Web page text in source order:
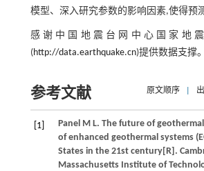
模型、深入研究参数的影响因素,使得预
感谢中国地震台网中心国家地
(http://data.earthquake.cn)提供数据支撑。
参考文献 原文顺序
[1] Panel M L. The future of
of enhanced geothermal systems
States in the 21st century[R].
Massachusetts Institute of